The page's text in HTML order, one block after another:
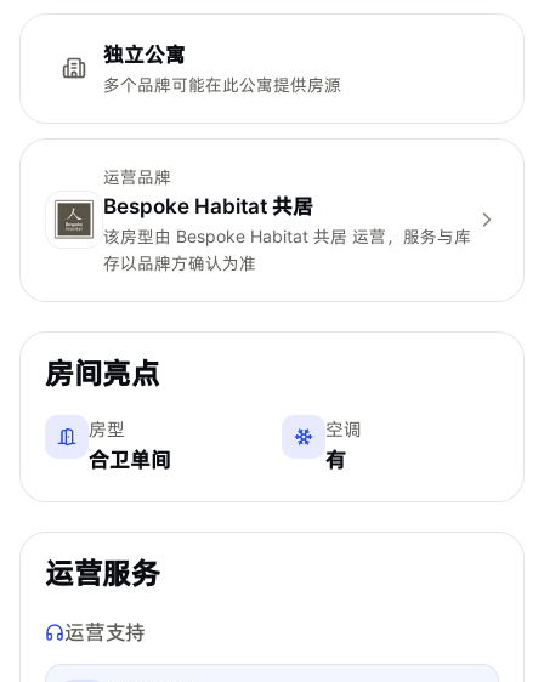
独立公寓
多个品牌可能在此公寓提供房源
运营品牌
Bespoke Habitat 共居
该房型由 Bespoke Habitat 共居 运营，服务与库
存以品牌方确认为准
房间亮点
房型
合卫单间
空调
有
运营服务
运营支持